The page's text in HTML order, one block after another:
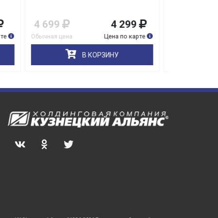
1 149
Обычная цена
1 149
Цена по карте
В КОРЗИНУ